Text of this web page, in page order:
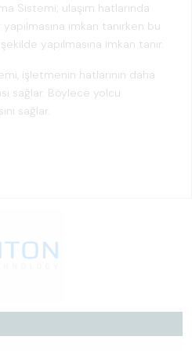
Sistemi; ulaşım hatlarında
imkan tanırken bu
yapılmasına imkan tanır.
işletmenin hatlarının daha
sağlar. Böylece yolcu
sağlar.